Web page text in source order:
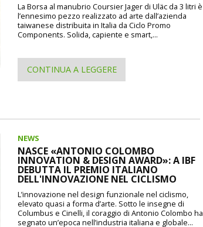
La Borsa al manubrio Coursier Jager di Uläc da 3 litri è
l’ennesimo pezzo realizzato ad arte dall’azienda
taiwanese distribuita in Italia da Ciclo Promo
Components. Solida, capiente e smart,...
CONTINUA A LEGGERE
NEWS
NASCE «ANTONIO COLOMBO
INNOVATION & DESIGN AWARD»: A IBF
DEBUTTA IL PREMIO ITALIANO
DELL'INNOVAZIONE NEL CICLISMO
L’innovazione nel design funzionale nel ciclismo,
elevato quasi a forma d’arte. Sotto le insegne di
Columbus e Cinelli, il coraggio di Antonio Colombo ha
segnato un’epoca nell’industria italiana e globale...